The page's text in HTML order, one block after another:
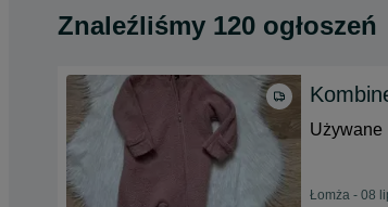
Znaleźliśmy 120 ogłoszeń
Używane
Łomża - 08